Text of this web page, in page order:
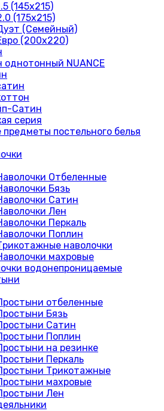
(145х215)
(175х215)
(Семейный)
(200х220)
однотонный NUANCE
Сатин
серия
постельного белья
Отбеленные
Бязь
Сатин
Лен
Перкаль
Поплин
наволочки
махровые
водонепроницаемые
отбеленные
Бязь
Сатин
Поплин
на резинке
Перкаль
Трикотажные
махровые
Лен